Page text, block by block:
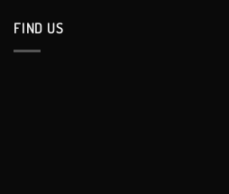
FIND US